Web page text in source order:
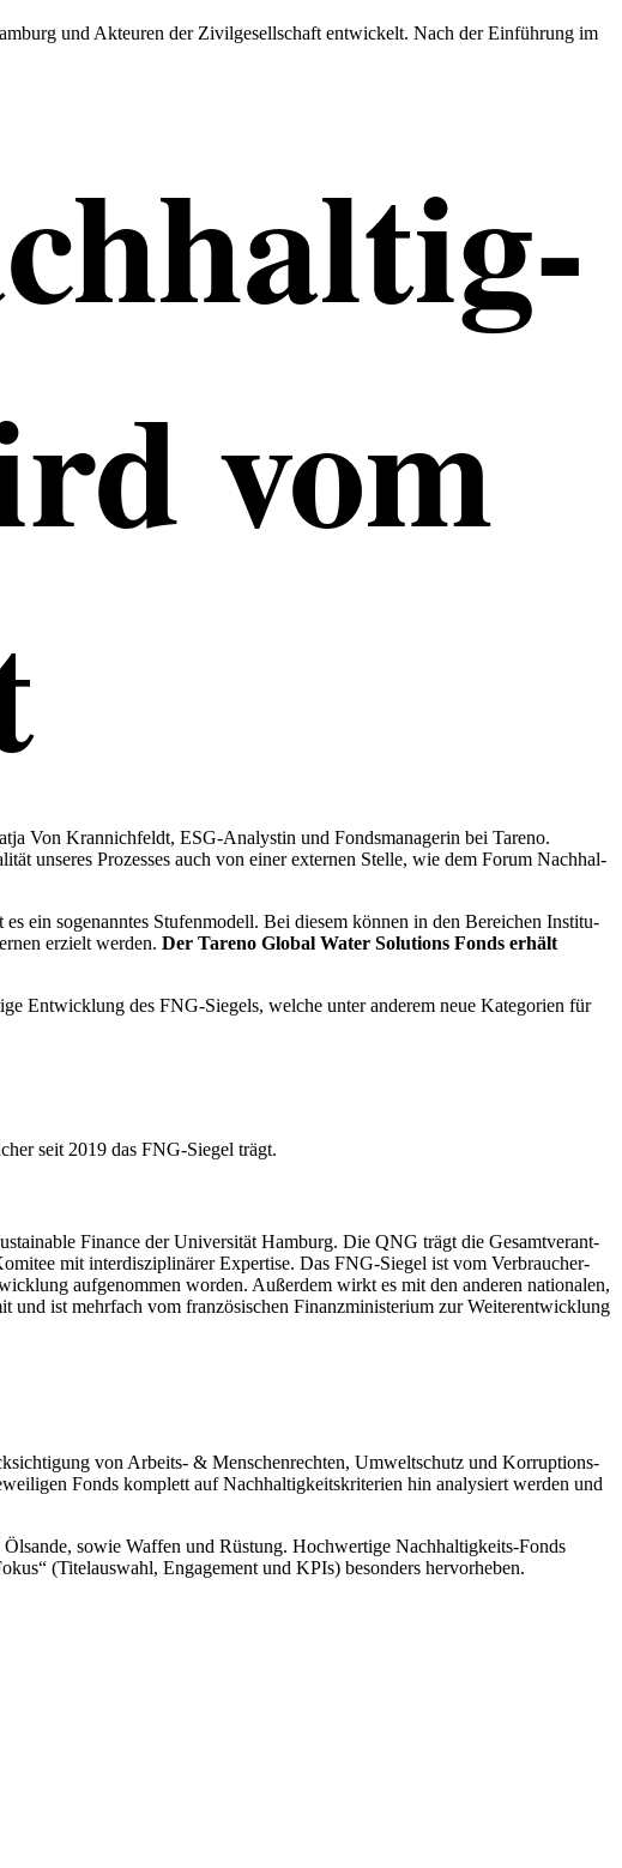
und Akteuren der Zivil­ge­sell­schaft entwickelt. Nach der Einfüh­rung im
vom
Von Krannich­feldt, ESG-Analy­stin und Fonds­ma­na­gerin bei Tareno.
unseres Prozesses auch von einer externen Stelle, wie dem Forum Nachhal­
ein sogenanntes Stufen­mo­dell. Bei diesem können in den Berei­chen Insti­tu­
erzielt werden. Der Tareno Global Water Solutions Fonds erhält
Entwick­lung des FNG-Siegels, welche unter anderem neue Katego­rien für
Finance der Univer­sität Hamburg. Die QNG trägt die Gesamt­ver­ant­
mit inter­dis­zi­pli­närer Exper­tise. Das FNG-Siegel ist vom Verbrau­cher­
aufge­nommen worden. Außerdem wirkt es mit den anderen natio­nalen,
und ist mehrfach vom franzö­si­schen Finanz­mi­ni­ste­rium zur Weiter­ent­wick­lung
von Arbeits- & Menschen­rechten, Umwelt­schutz und Korrup­ti­ons­
Fonds komplett auf Nachhal­tig­keits­kri­te­rien hin analy­siert werden und
sowie Waffen und Rüstung. Hochwer­tige Nachhal­tig­keits-Fonds
(Titel­aus­wahl, Engage­ment und KPIs) beson­ders hervor­heben.